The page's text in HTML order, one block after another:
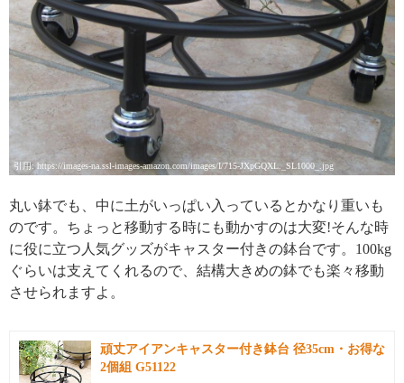
引用: https://images-na.ssl-images-amazon.com/images/I/715-JXpGQXL._SL1000_.jpg
丸い鉢でも、中に土がいっぱい入っているとかなり重いも
のです。ちょっと移動する時にも動かすのは大変!そんな時
に役に立つ人気グッズがキャスター付きの鉢台です。100kg
ぐらいは支えてくれるので、結構大きめの鉢でも楽々移動
させられますよ。
頑丈アイアンキャスター付き鉢台 径35cm・お得な
2個組 G51122